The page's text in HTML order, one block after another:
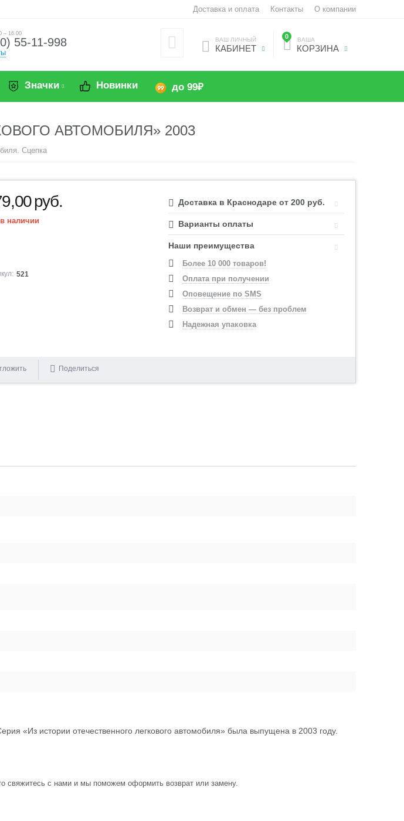
Доставка и оплата Контакты О компании
– 16.00
55-11-998 0 ВАША
КОРЗИНА
ВАШ ЛИЧНЫЙ
КАБИНЕТ
Значки Новинки до 99₽
АВТОМОБИЛЯ» 2003
Сцепка
руб.
наличии
521
Доставка в Краснодаре от 200 руб.
Варианты оплаты
Наши преимущества
Более 10 000 товаров!
Оплата при получении
Оповещение по SMS
Возврат и обмен — без проблем
Надежная упаковка
Поделиться
«Из истории отечественного легкового автомобиля» была выпущена в 2003 году.
свяжитесь с нами и мы поможем оформить возврат или замену.